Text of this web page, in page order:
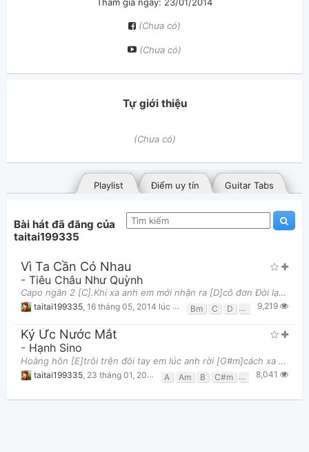
(Chưa có)
(Chưa có)
Tự giới thiệu
(Chưa có)
Guitar Tabs
Điểm uy tín
Playlist
Bài hát yêu thích
Bài hát đã đăng
Bài hát đã đăng của
taitai199335
Vì Ta Cần Có Nhau
- Tiêu Châu Như Quỳnh
Capo ngăn 2 [C].Khi xa anh em mới nhận ra [D]cô đơn Đời lạc lối [Bm]chẳng biết đi về đâu [Em] Để từ
taitai199335 16 tháng 05, 2014 lúc 06:01pm Bm C D Em 9,219
Ký Ức Nước Mắt
- Hạnh Sino
Hoàng hôn [E]trôi trên đôi tay em lúc anh rời [G#m]cách xa e [C#m]mất rồi từng ngày [A]ấy bóng tối n
taitai199335 23 tháng 01, 2014 lúc 10:43am A Am B C#m E G#m
8,041